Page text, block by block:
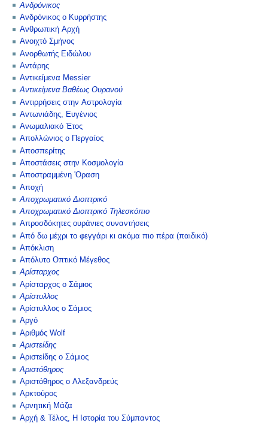
Ανδρόνικος
Ανδρόνικος ο Κυρρήστης
Ανθρωπική Αρχή
Ανοιχτό Σμήνος
Ανορθωτής Ειδώλου
Αντάρης
Αντικείμενα Messier
Αντικείμενα Βαθέως Ουρανού
Αντιρρήσεις στην Αστρολογία
Αντωνιάδης, Ευγένιος
Ανωμαλιακό Έτος
Απολλώνιος ο Περγαίος
Αποσπερίτης
Αποστάσεις στην Κοσμολογία
Αποστραμμένη 'Οραση
Αποχή
Αποχρωματικό Διοπτρικό
Αποχρωματικό Διοπτρικό Τηλεσκόπιο
Απροσδόκητες ουράνιες συναντήσεις
Από δω μέχρι το φεγγάρι κι ακόμα πιο πέρα (παιδικό)
Απόκλιση
Απόλυτο Οπτικό Μέγεθος
Αρίσταρχος
Αρίσταρχος ο Σάμιος
Αρίστυλλος
Αρίστυλλος ο Σάμιος
Αργό
Αριθμός Wolf
Αριστείδης
Αριστείδης ο Σάμιος
Αριστόθηρος
Αριστόθηρος ο Αλεξανδρεύς
Αρκτούρος
Αρνητική Μάζα
Αρχή & Τέλος, Η Ιστορία του Σύμπαντος